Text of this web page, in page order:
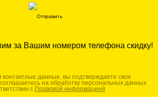
за Вашим номером телефона скидку!
контактные данные, вы подтверждаете свое
на обработку персональных данных
с Правовой информацией